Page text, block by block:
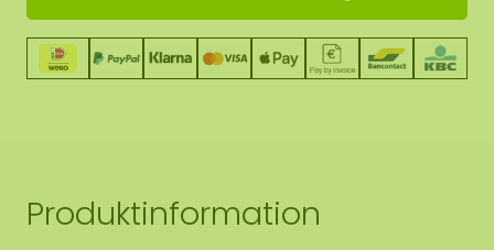
Produktinformation